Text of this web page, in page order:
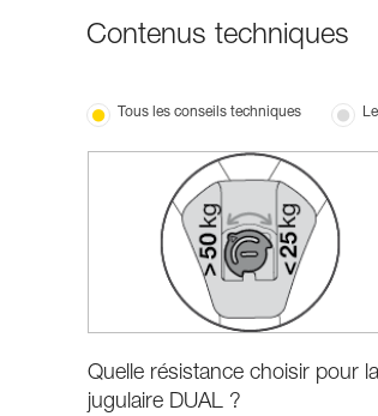
Contenus techniques
Tous les conseils techniques
Quelle résistance choisir pour la
jugulaire DUAL ?